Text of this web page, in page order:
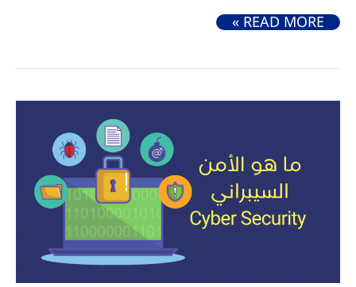
وظائف الأمن السيبراني (وظائف ورواتب الأمن السيبراني)
READ MORE »